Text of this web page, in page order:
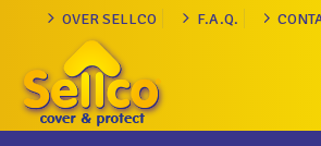
OVER SELLCO F.A.Q.